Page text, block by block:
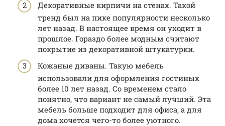
Декоративные кирпичи на стенах. Такой
тренд был на пике популярности несколько
лет назад. В настоящее время он уходит в
прошлое. Гораздо более модным считают
покрытие из декоративной штукатурки.
Кожаные диваны. Такую мебель
использовали для оформления гостиных
более 10 лет назад. Со временем стало
понятно, что вариант не самый лучший. Эта
мебель больше подходит для офиса, а для
дома хочется чего-то более уютного.